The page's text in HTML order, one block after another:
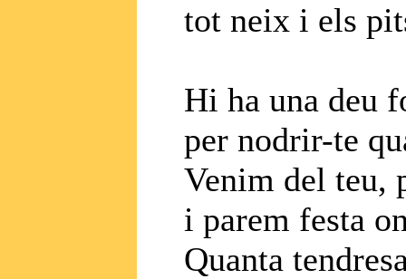
tot neix i els
Hi ha una deu
per nodrir-te
Venim del teu,
i parem festa
Quanta